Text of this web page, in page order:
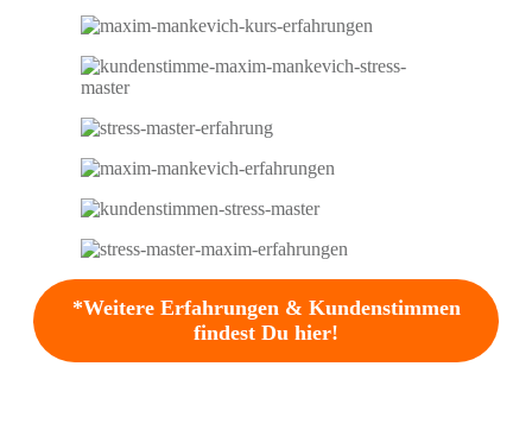
*Weitere Erfahrungen & Kundenstimmen
findest Du hier!